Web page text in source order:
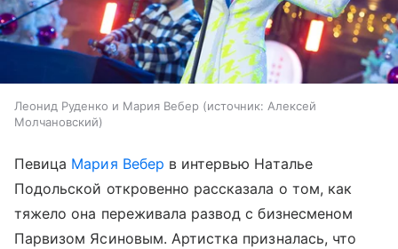
Леонид Руденко и Мария Вебер источник: Алексей
Молчановский
Певица Мария Вебер в интервью Наталье
Подольской откровенно рассказала о том, как
тяжело она переживала развод с бизнесменом
Парвизом Ясиновым. Артистка призналась, что